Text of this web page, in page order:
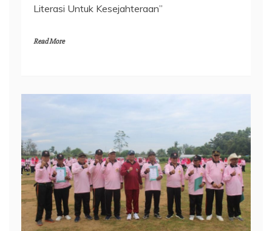
Literasi Untuk Kesejahteraan”
Read More